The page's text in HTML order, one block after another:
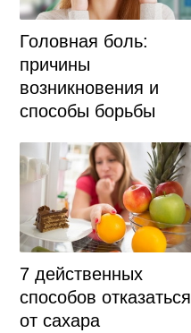
Головная боль:
причины
возникновения и
способы борьбы
7 действенных
способов отказаться
от сахара